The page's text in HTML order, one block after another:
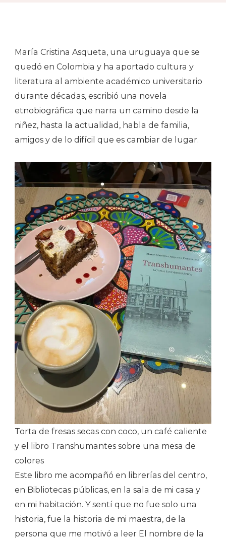
María Cristina Asqueta, una uruguaya que se
quedó en Colombia y ha aportado cultura y
literatura al ambiente académico universitario
durante décadas, escribió una novela
etnobiográfica que narra un camino desde la
niñez, hasta la actualidad, habla de familia,
amigos y de lo difícil que es cambiar de lugar.
Torta de fresas secas con coco, un café caliente
y el libro Transhumantes sobre una mesa de
colores
Este libro me acompañó en librerías del centro,
en Bibliotecas públicas, en la sala de mi casa y
en mi habitación. Y sentí que no fue solo una
historia, fue la historia de mi maestra, de la
persona que me motivó a leer El nombre de la